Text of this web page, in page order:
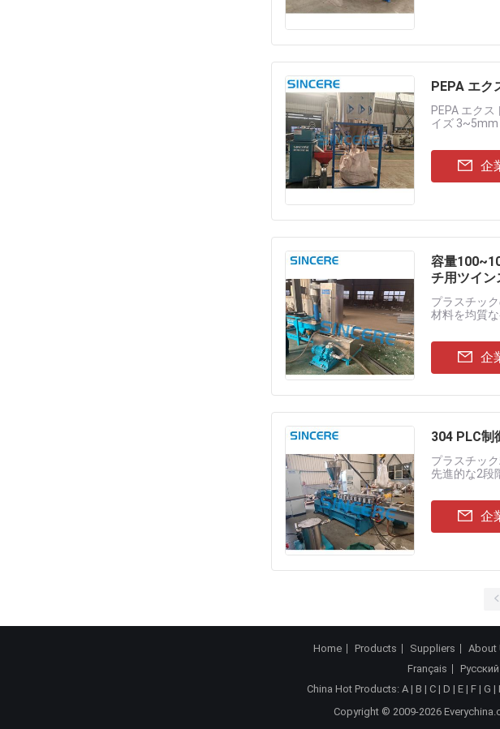
PEPA エ
PEPA エク
イズ 3~5mm
企
容量
チ用ツイン
プラスチッ
材料を均質
企
304 PLC制
プラスチッ
先進的な2段
企
Home Products Suppliers About
Français
China Hot Products: A | B | C | D | E | F | G |
Copyright © 2009-2026